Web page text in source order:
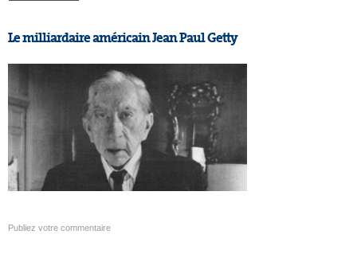
Le milliardaire américain Jean Paul Getty
Publiez votre commentaire